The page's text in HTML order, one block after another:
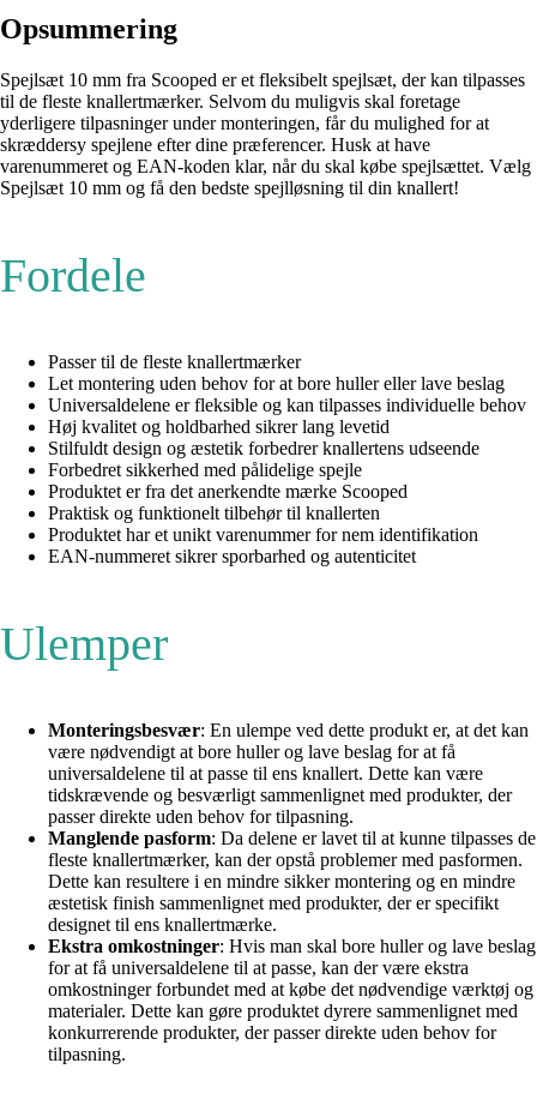
Opsummering
Spejlsæt 10 mm fra Scooped er et fleksibelt spejlsæt, der kan tilpasses
til de fleste knallertmærker. Selvom du muligvis skal foretage
yderligere tilpasninger under monteringen, får du mulighed for at
skræddersy spejlene efter dine præferencer. Husk at have
varenummeret og EAN-koden klar, når du skal købe spejlsættet. Vælg
Spejlsæt 10 mm og få den bedste spejlløsning til din knallert!
Fordele
Passer til de fleste knallertmærker
Let montering uden behov for at bore huller eller lave beslag
Universaldelene er fleksible og kan tilpasses individuelle behov
Høj kvalitet og holdbarhed sikrer lang levetid
Stilfuldt design og æstetik forbedrer knallertens udseende
Forbedret sikkerhed med pålidelige spejle
Produktet er fra det anerkendte mærke Scooped
Praktisk og funktionelt tilbehør til knallerten
Produktet har et unikt varenummer for nem identifikation
EAN-nummeret sikrer sporbarhed og autenticitet
Ulemper
Monteringsbesvær: En ulempe ved dette produkt er, at det kan
være nødvendigt at bore huller og lave beslag for at få
universaldelene til at passe til ens knallert. Dette kan være
tidskrævende og besværligt sammenlignet med produkter, der
passer direkte uden behov for tilpasning.
Manglende pasform: Da delene er lavet til at kunne tilpasses de
fleste knallertmærker, kan der opstå problemer med pasformen.
Dette kan resultere i en mindre sikker montering og en mindre
æstetisk finish sammenlignet med produkter, der er specifikt
designet til ens knallertmærke.
Ekstra omkostninger: Hvis man skal bore huller og lave beslag
for at få universaldelene til at passe, kan der være ekstra
omkostninger forbundet med at købe det nødvendige værktøj og
materialer. Dette kan gøre produktet dyrere sammenlignet med
konkurrerende produkter, der passer direkte uden behov for
tilpasning.